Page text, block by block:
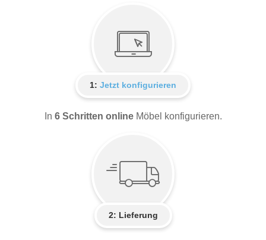
1: Jetzt konfigurieren
In 6 Schritten online Möbel konfigurieren.
2: Lieferung